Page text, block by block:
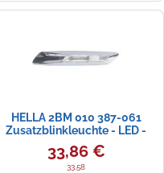
HELLA 2BM 010 387-061
Zusatzblinkleuchte - LED -
12V - rechts
33,86 €
33.58